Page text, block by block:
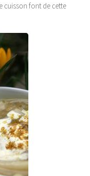
cuisson font de cette